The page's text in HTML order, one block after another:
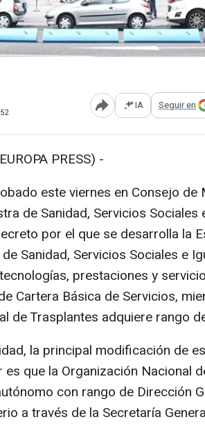
Abrir opciones
IA Seguir en
PRESS) -
este viernes en Consejo de
de Sanidad, Servicios Sociales
por el que se desarrolla la
Sanidad, Servicios Sociales e
prestaciones y
Cartera Básica de Servicios,
de Trasplantes adquiere rango
la principal modificación de
que la Organización Nacional
con rango de Dirección
a través de la Secretaría